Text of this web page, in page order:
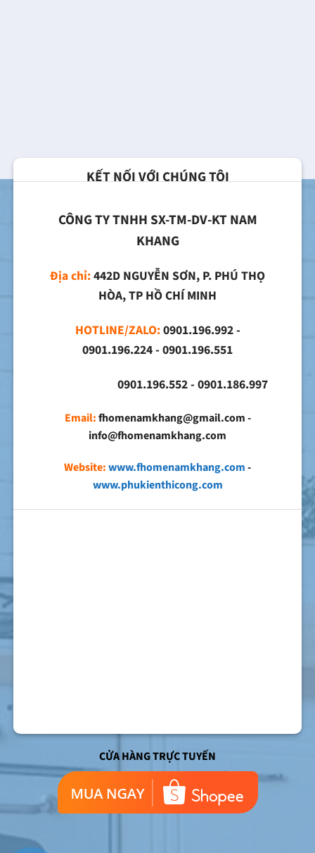
KẾT NỐI VỚI CHÚNG TÔI
CÔNG TY TNHH SX-TM-DV-KT NAM
KHANG
Địa chỉ:442D NGUYỄN SƠN, P. PHÚ THỌ
HÒA, TP HỒ CHÍ MINH
HOTLINE/ZALO:0901.196.992 -
0901.196.224 - 0901.196.551
0901.196.552 - 0901.186.997
Email:fhomenamkhang@gmail.com -
info@fhomenamkhang.com
Website:www.fhomenamkhang.com-
www.phukienthicong.com
CỬA HÀNG TRỰC TUYẾN